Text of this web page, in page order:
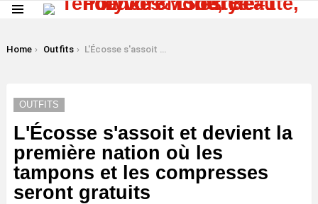
You are here:
Home Outfits L'Écosse s'assoit et devient la première nation où les tampons et les compresses seront gratuits
OUTFITS
L'Écosse s'assoit et devient la
première nation où les
tampons et les compresses
seront gratuits